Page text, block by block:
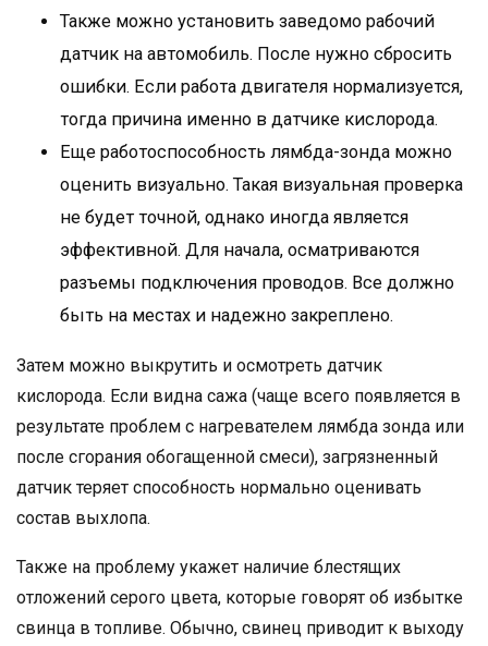
Также можно установить заведомо рабочий
датчик на автомобиль. После нужно сбросить
ошибки. Если работа двигателя нормализуется,
тогда причина именно в датчике кислорода.
Еще работоспособность лямбда-зонда можно
оценить визуально. Такая визуальная проверка
не будет точной, однако иногда является
эффективной. Для начала, осматриваются
разъемы подключения проводов. Все должно
быть на местах и надежно закреплено.
Затем можно выкрутить и осмотреть датчик
кислорода. Если видна сажа (чаще всего появляется в
результате проблем с нагревателем лямбда зонда или
после сгорания обогащенной смеси), загрязненный
датчик теряет способность нормально оценивать
состав выхлопа.
Также на проблему укажет наличие блестящих
отложений серого цвета, которые говорят об избытке
свинца в топливе. Обычно, свинец приводит к выходу